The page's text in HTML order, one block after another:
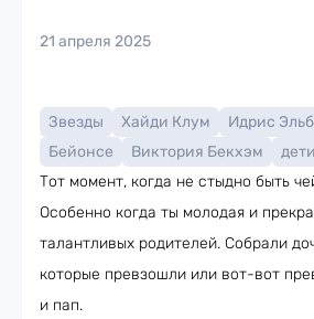
21 апреля 2025
Звезды Хайди Клум Идрис
Бейонсе
Виктория Бекхэм
дети
Тот момент, когда не стыдно быть
Особенно когда ты молодая и
талантливых родителей. Собрали
которые превзошли или вот-вот
и пап.